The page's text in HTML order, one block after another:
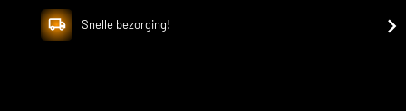
Snelle bezorging!